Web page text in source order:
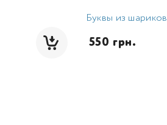
Буквы из шариков
550 грн.